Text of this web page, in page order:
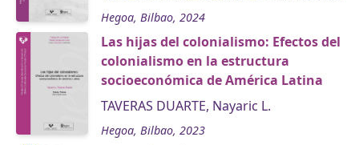
Hegoa, Bilbao, 2024
Las hijas del colonialismo: Efectos del
colonialismo en la estructura
socioeconómica de América Latina
TAVERAS DUARTE, Nayaric L.
Hegoa, Bilbao, 2023